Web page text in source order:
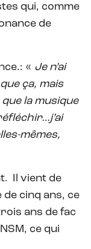
qui, comme
de
« Je n’ai
ça, mais
la musique
mêmes,
Il vient de
de cinq ans, ce
ans de fac
ce qui